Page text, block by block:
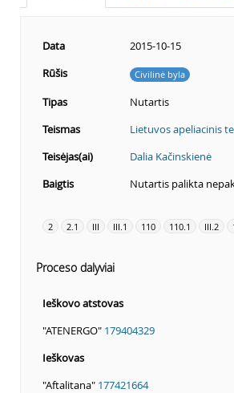
Data
2015-10-15
Rūšis
Civilinė byla
Tipas
Nutartis
Teismas
Lietuvos apeliacinis
Teisėjas(ai)
Dalia Kačinskienė
Baigtis
Nutartis palikta
2 2.1 III III.1 110 110.1 III.2
Proceso dalyviai
Ieškovo atstovas
"ATENERGO" 179404329
Ieškovas
"Aftalitana" 177421664